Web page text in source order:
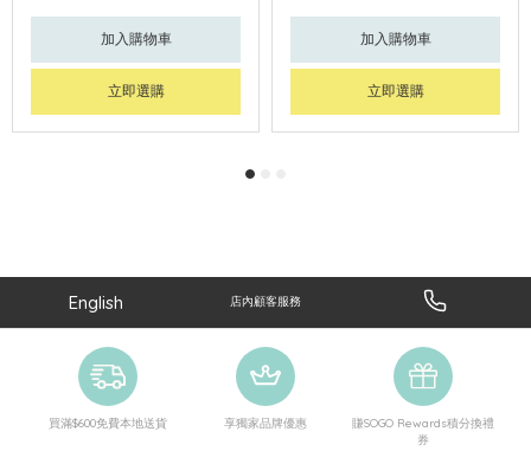
加入購物車
立即選購
加入購物車
立即選購
English 店內顧客服務
買滿$600免費本地送貨 享獨家品牌優惠
賺SOGO Rewards積分換禮
券